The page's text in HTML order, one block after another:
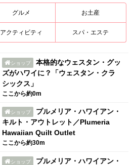
グルメ お土産
アクティビティ スパ・エステ
ショップ
本格的なウェスタン・グッ
ズがハワイに？「ウェスタン・クラ
シックス」
ここから約0m
ショップ
プルメリア・ハワイアン・
キルト・アウトレット／Plumeria
Hawaiian Quilt Outlet
ここから約30m
ショップ
プルメリア・ハワイアン・